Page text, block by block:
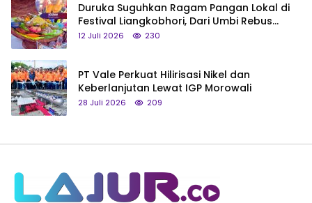
Duruka Suguhkan Ragam Pangan Lokal di
Festival Liangkobhori, Dari Umbi Rebus
hingga Tumpeng Beras Muna
12 Juli 2026 230
PT Vale Perkuat Hilirisasi Nikel dan
Keberlanjutan Lewat IGP Morowali
28 Juli 2026 209